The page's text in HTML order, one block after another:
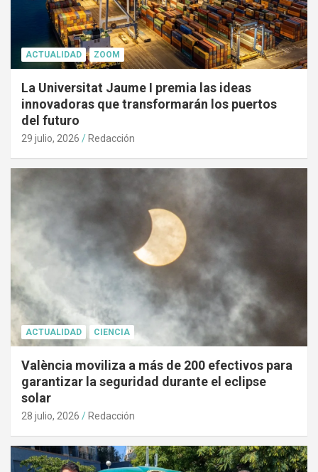
ACTUALIDAD ZOOM
La Universitat Jaume I premia las ideas
innovadoras que transformarán los puertos
del futuro
29 julio, 2026 Redacción
ACTUALIDAD CIENCIA
València moviliza a más de 200 efectivos para
garantizar la seguridad durante el eclipse
solar
28 julio, 2026 Redacción